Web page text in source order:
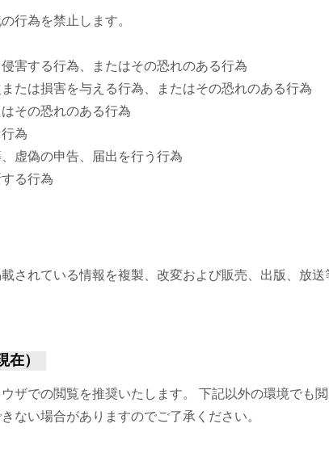
行為を禁止します。
害する行為、またはその恐れのある行為
たは損害を与える行為、またはその恐れのある行為
その恐れのある行為
為
虚偽の申告、届出を行う行為
る行為
されている情報を複製、改変および販売、出版、放
在）
ザでの閲覧を推奨いたします。 下記以外の環境でも
ない場合がありますのでご了承ください。